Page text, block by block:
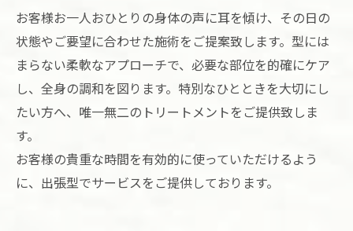
お客様お一人おひとりの身体の声に耳を傾け、その日の
状態やご要望に合わせた施術をご提案致します。型には
まらない柔軟なアプローチで、必要な部位を的確にケア
し、全身の調和を図ります。特別なひとときを大切にし
たい方へ、唯一無二のトリートメントをご提供致しま
す。
お客様の貴重な時間を有効的に使っていただけるよう
に、出張型でサービスをご提供しております。